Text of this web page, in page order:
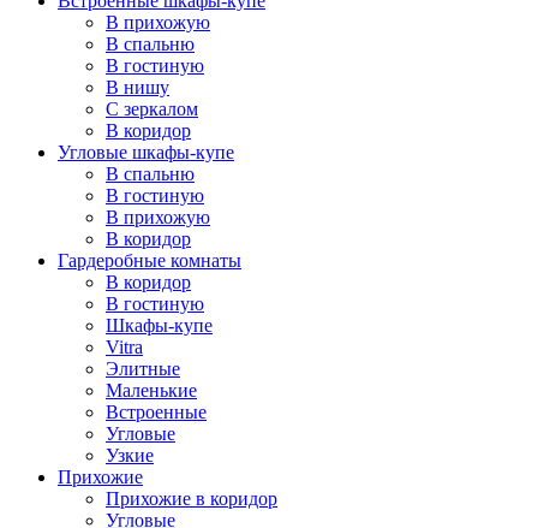
В прихожую
В спальню
В гостиную
В нишу
С зеркалом
В коридор
Угловые шкафы-купе
В спальню
В гостиную
В прихожую
В коридор
Гардеробные комнаты
В коридор
В гостиную
Шкафы-купе
Vitra
Элитные
Маленькие
Встроенные
Угловые
Узкие
Прихожие
Прихожие в коридор
Угловые